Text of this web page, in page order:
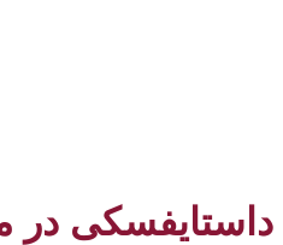
داستایفسکی در